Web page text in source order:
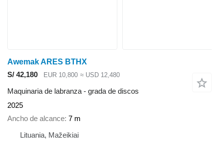
Awemak ARES BTHX
S/ 42,180
EUR 10,800 ≈ USD 12,480
Maquinaria de labranza - grada de discos
2025
Ancho de alcance 7 m
Lituania, Mažeikiai